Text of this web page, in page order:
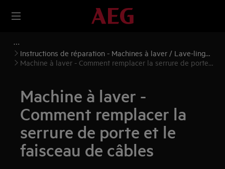
Instructions de réparation - Machines à laver / Lave-linge
séchants
Machine à laver - Comment remplacer la serrure de porte
Machine à laver -
Comment remplacer la
serrure de porte et le
faisceau de câbles